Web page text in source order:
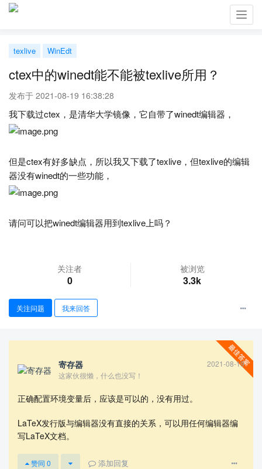
texlive WinEdt
ctex中的winedt能不能被texlive所用？
发布于 2021-08-19 16:38:28
我下载过ctex，是清华大学镜像，它自带了winedt编辑器，
但是ctex有好多缺点，所以我又下载了texlive，但texlive的编辑
器没有winedt的一些功能，
请问可以把winedt编辑器用到texlive上吗？
查看更多
关注者
0
被浏览
3.3k
关注问题 我来回答
寄存器
2021-08-19
这家伙很懒，什么也没写！
正确配置环境变量后，应该是可以的，没有用过。
LaTeX发行版与编辑器没有直接的关系，可以用任何编辑器编
写LaTeX文档。
赞同 0 添加回复